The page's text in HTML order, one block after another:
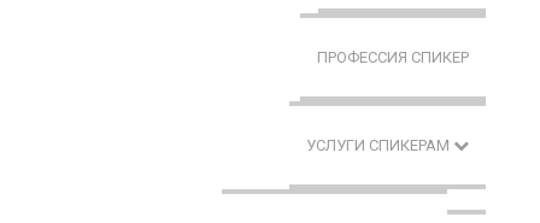
ПРОФЕССИЯ СПИКЕР
УСЛУГИ СПИКЕРАМ